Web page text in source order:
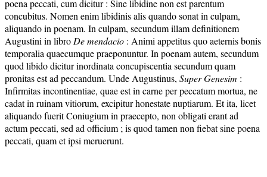
poena peccati, cum dicitur : Sine libidine non est parentum
concubitus. Nomen enim libidinis alis quando sonat in culpam,
aliquando in poenam. In culpam, secundum illam definitionem
Augustini in libro De mendacio : Animi appetitus quo aeternis bonis
temporalia quaecumque praeponuntur. In poenam autem, secundum
quod libido dicitur inordinata concupiscentia secundum quam
pronitas est ad peccandum. Unde Augustinus, Super Genesim :
Infirmitas incontinentiae, quae est in carne per peccatum mortua, ne
cadat in ruinam vitiorum, excipitur honestate nuptiarum. Et ita, licet
aliquando fuerit Coniugium in praecepto, non obligati erant ad
actum peccati, sed ad officium ; is quod tamen non fiebat sine poena
peccati, quam et ipsi meruerunt.